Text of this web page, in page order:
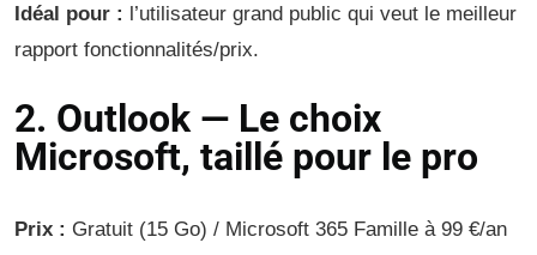
Idéal pour : l’utilisateur grand public qui veut le meilleur
rapport fonctionnalités/prix.
2. Outlook — Le choix
Microsoft, taillé pour le pro
Prix : Gratuit (15 Go) / Microsoft 365 Famille à 99 €/an